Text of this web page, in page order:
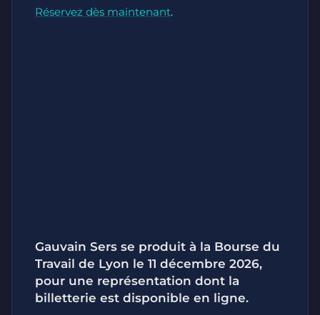
Réservez dès maintenant.
Gauvain Sers se produit à la Bourse du
Travail de Lyon le 11 décembre 2026,
pour une représentation dont la
billetterie est disponible en ligne.